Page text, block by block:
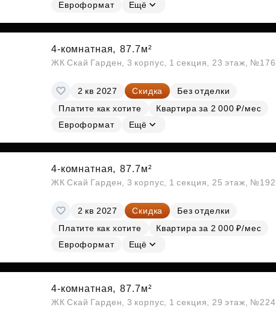
СубсидииЕвроформат
Ещё
4-комнатная, 87.7м²
ЖК Скай Гарден, 3 корпус, 1 секция, 23 этаж, №176
2 кв 2027 Скидка
Без отделки
Платите как хотите
Квартира за 2 000 ₽/мес
Евроформат
Ещё
4-комнатная, 87.7м²
ЖК Скай Гарден, 3 корпус, 1 секция, 25 этаж, №192
2 кв 2027 Скидка
Без отделки
Платите как хотите
Квартира за 2 000 ₽/мес
Евроформат
Ещё
4-комнатная, 87.7м²
ЖК Скай Гарден, 3 корпус, 1 секция, 29 этаж, №224